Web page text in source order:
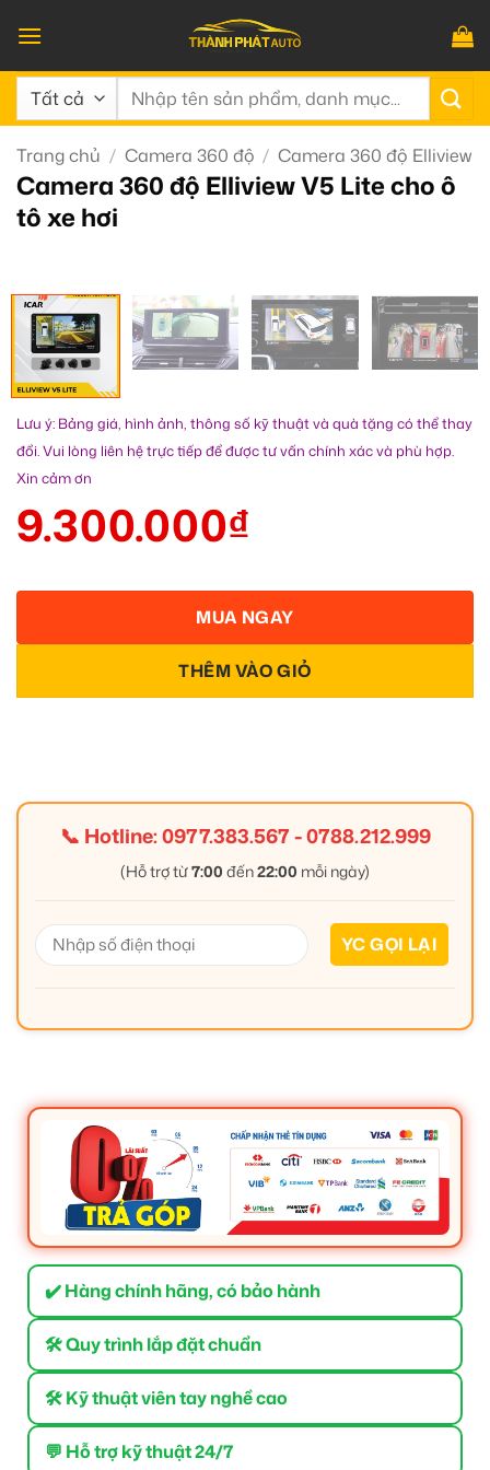
qua
nội
dung
Tìm
Trang chủ / Camera 360 độ / Camera 360 độ Elliview
Camera 360 độ Elliview V5 Lite cho ô
tô xe hơi
Lưu ý: Bảng giá, hình ảnh, thông số kỹ thuật và quà tặng có thể thay
đổi. Vui lòng liên hệ trực tiếp để được tư vấn chính xác và phù hợp.
Xin cảm ơn
9.300.000₫
THÊM VÀO GIỎ
MUA NGAY
📞 Hotline:0977.383.567-0788.212.999
(Hỗ trợ từ7:00 đến22:00 mỗi ngày)
✔️ Hàng chính hãng, có bảo hành
🛠 Quy trình lắp đặt chuẩn
🛠 Kỹ thuật viên tay nghề cao
💬 Hỗ trợ kỹ thuật 24/7